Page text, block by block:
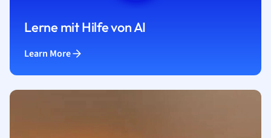
Lerne mit Hilfe von AI
Learn More